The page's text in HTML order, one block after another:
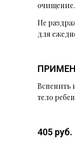
очищение.
Не
для
Вспенить
тело
405